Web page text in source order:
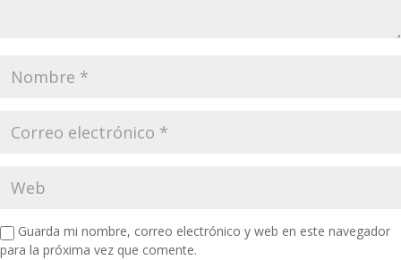
Guarda mi nombre, correo electrónico y web en este navegador
para la próxima vez que comente.